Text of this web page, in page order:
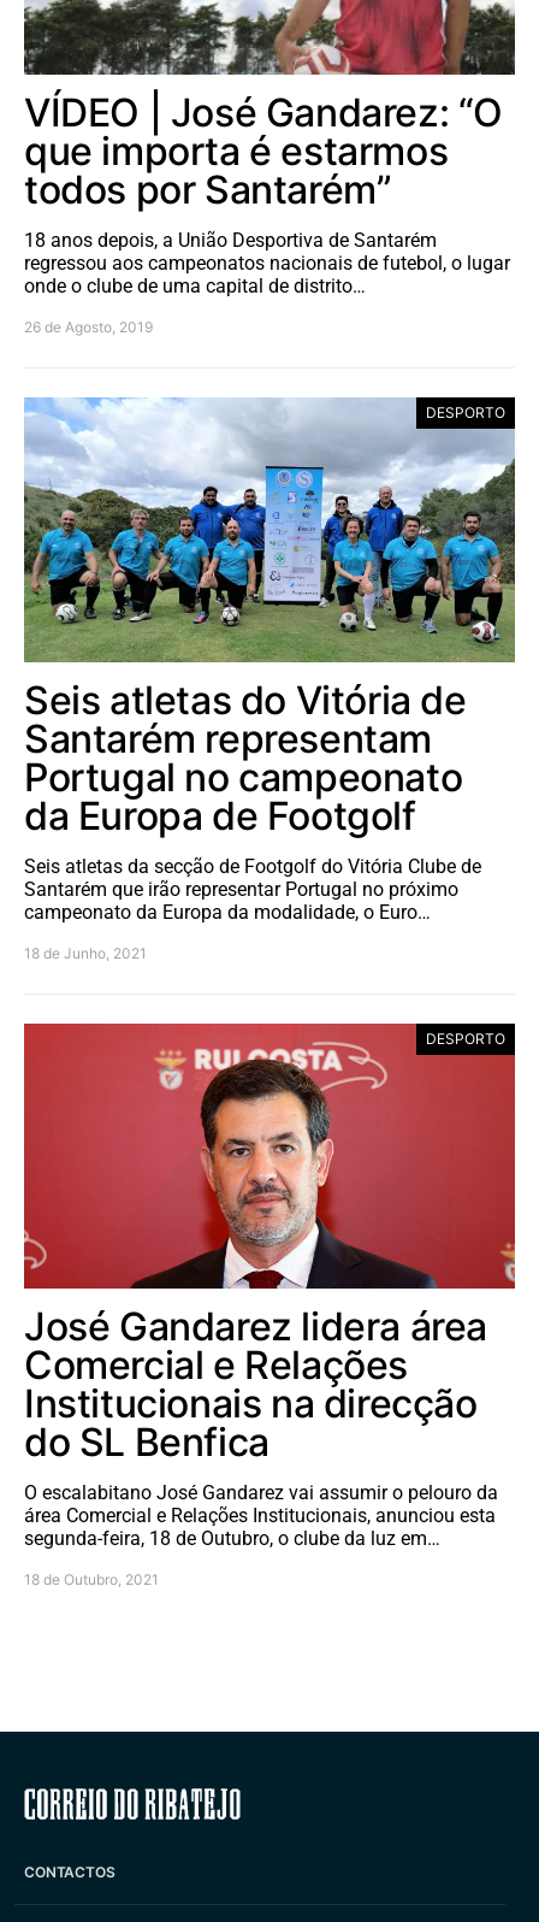
VÍDEO | José Gandarez: “O
que importa é estarmos
todos por Santarém”
18 anos depois, a União Desportiva de Santarém
regressou aos campeonatos nacionais de futebol, o lugar
onde o clube de uma capital de distrito…
26 de Agosto, 2019
DESPORTO
Seis atletas do Vitória de
Santarém representam
Portugal no campeonato
da Europa de Footgolf
Seis atletas da secção de Footgolf do Vitória Clube de
Santarém que irão representar Portugal no próximo
campeonato da Europa da modalidade, o Euro…
18 de Junho, 2021
DESPORTO
José Gandarez lidera área
Comercial e Relações
Institucionais na direcção
do SL Benfica
O escalabitano José Gandarez vai assumir o pelouro da
área Comercial e Relações Institucionais, anunciou esta
segunda-feira, 18 de Outubro, o clube da luz em…
18 de Outubro, 2021
Correio do Ribatejo
CONTACTOS